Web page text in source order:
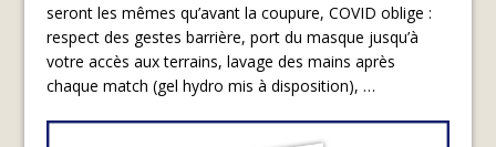
seront les mêmes qu’avant la coupure, COVID oblige :
respect des gestes barrière, port du masque jusqu’à
votre accès aux terrains, lavage des mains après
chaque match (gel hydro mis à disposition), …